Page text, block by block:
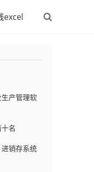
excel
产管理软
名
销存系统